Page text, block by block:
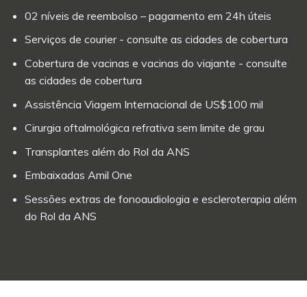
02 níveis de reembolso – pagamento em 24h úteis
Serviços de courier - consulte as cidades de cobertura
Cobertura de vacinas e vacinas do viajante - consulte
as cidades de cobertura
Assistência Viagem Internacional de US$100 mil
Cirurgia oftalmológica refrativa sem limite de grau
Transplantes além do Rol da ANS
Embaixadas Amil One
Sessões extras de fonoaudiologia e escleroterapia além
do Rol da ANS